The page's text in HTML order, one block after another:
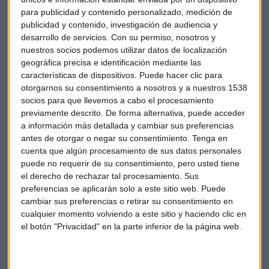
para publicidad y contenido personalizado, medición de
publicidad y contenido, investigación de audiencia y
desarrollo de servicios. Con su permiso, nosotros y
nuestros socios podemos utilizar datos de localización
geográfica precisa e identificación mediante las
características de dispositivos. Puede hacer clic para
otorgarnos su consentimiento a nosotros y a nuestros 1538
socios para que llevemos a cabo el procesamiento
previamente descrito. De forma alternativa, puede acceder
a información más detallada y cambiar sus preferencias
antes de otorgar o negar su consentimiento. Tenga en
cuenta que algún procesamiento de sus datos personales
puede no requerir de su consentimiento, pero usted tiene
el derecho de rechazar tal procesamiento. Sus
preferencias se aplicarán solo a este sitio web. Puede
cambiar sus preferencias o retirar su consentimiento en
cualquier momento volviendo a este sitio y haciendo clic en
el botón "Privacidad" en la parte inferior de la página web.
La fusión de Asda y Sainsbury "va a aportar un gran ahorro
de costes y les va a permitir bajar precios y mejorar
márgenes", añade López. No obstante, añade, "habrá que
ver si el regulador pondrá condiciones".